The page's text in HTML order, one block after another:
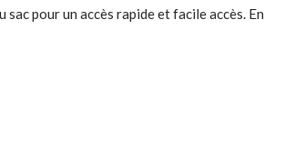
pour un accès rapide et facile accès. En